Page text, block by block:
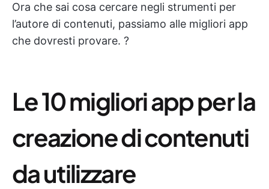
Ora che sai cosa cercare negli strumenti per
l’autore di contenuti, passiamo alle migliori app
che dovresti provare. ?️
Le 10 migliori app per la
creazione di contenuti
da utilizzare